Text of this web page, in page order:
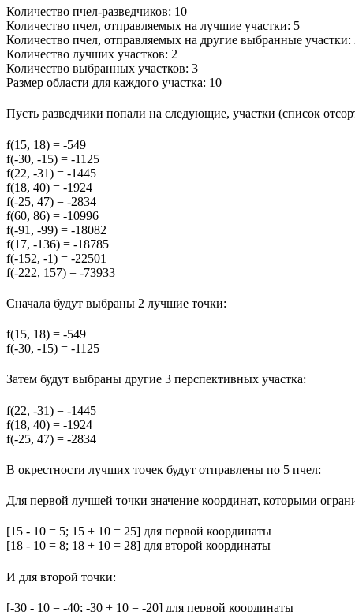
Количество пчел-разведчиков: 10
Количество пчел, отправляемых на лучшие участки: 5
Количество пчел, отправляемых на другие выбранные участки:
Количество лучших участков: 2
Количество выбранных участков: 3
Размер области для каждого участка: 10
Пусть разведчики попали на следующие, участки (список
f(15, 18) = -549
f(-30, -15) = -1125
f(22, -31) = -1445
f(18, 40) = -1924
f(-25, 47) = -2834
f(60, 86) = -10996
f(-91, -99) = -18082
f(17, -136) = -18785
f(-152, -1) = -22501
f(-222, 157) = -73933
Сначала будут выбраны 2 лучшие точки:
f(15, 18) = -549
f(-30, -15) = -1125
Затем будут выбраны другие 3 перспективных участка:
f(22, -31) = -1445
f(18, 40) = -1924
f(-25, 47) = -2834
В окрестности лучших точек будут отправлены по 5 пчел:
Для первой лучшей точки значение координат, которыми
[15 - 10 = 5; 15 + 10 = 25] для первой координаты
[18 - 10 = 8; 18 + 10 = 28] для второй координаты
И для второй точки:
[-30 - 10 = -40; -30 + 10 = -20] для первой координаты